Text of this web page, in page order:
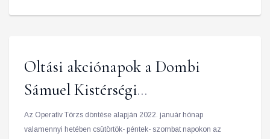
Oltási akciónapok a Dombi
Sámuel Kistérségi
Egészségközpontban
Az Operatív Törzs döntése alapján 2022. január hónap
valamennyi hetében csütörtök- péntek- szombat napokon az